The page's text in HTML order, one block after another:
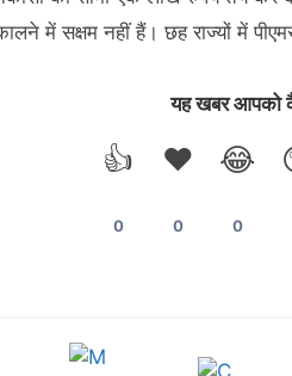
में सक्षम नहीं हैं। छह राज्यों में
यह खबर आपको
👍
0
❤️
0
😂
0